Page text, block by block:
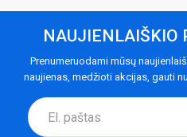
NAUJIENLAIŠKIO
Prenumeruodami mūsų
naujienas, medžioti akcijas, gauti